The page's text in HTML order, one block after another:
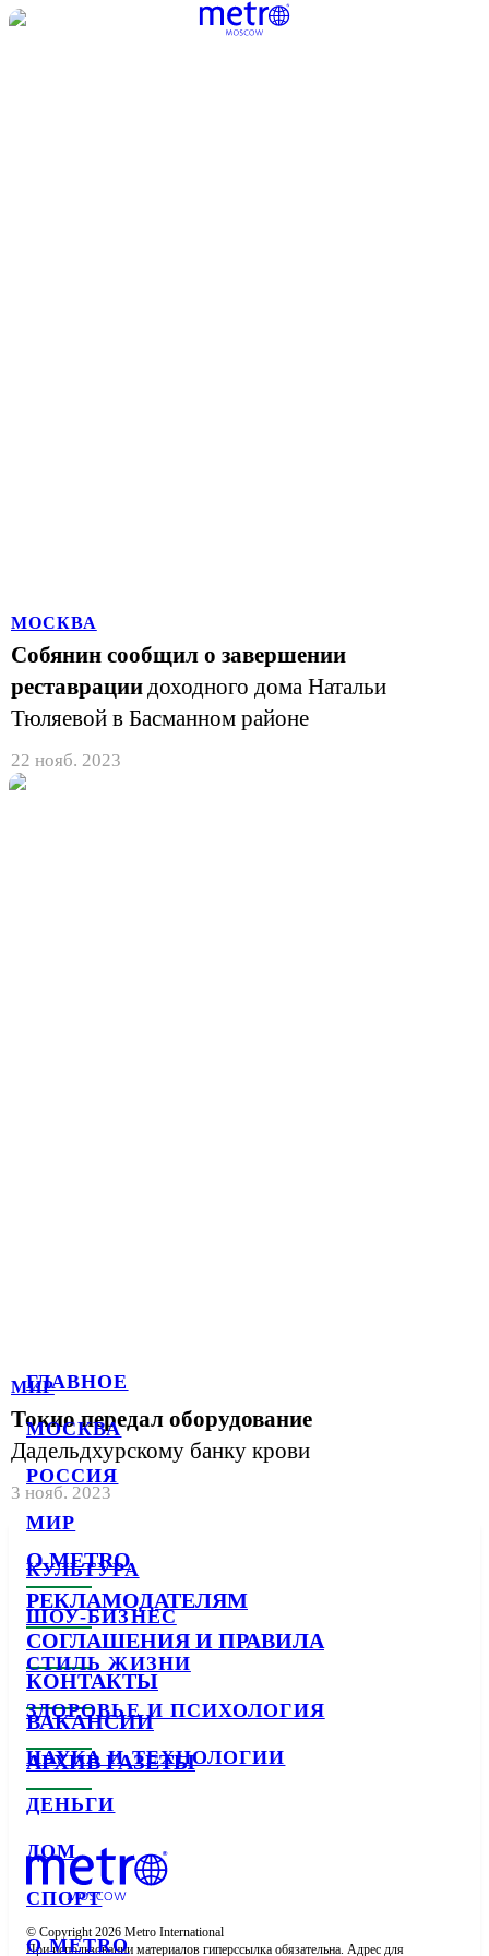
ГЛАВНОЕ
МОСКВА
РОССИЯ
МИР
КУЛЬТУРА
ШОУ-БИЗНЕС
СТИЛЬ ЖИЗНИ
ЗДОРОВЬЕ И ПСИХОЛОГИЯ
НАУКА И ТЕХНОЛОГИИ
ДЕНЬГИ
ДОМ
СПОРТ
О METRO
МОСКВА
Собянин сообщил о завершении
реставрации доходного дома Натальи
Тюляевой в Басманном районе
22 нояб. 2023
МИР
Токио передал оборудование
Дадельдхурскому банку крови
3 нояб. 2023
О METRO
РЕКЛАМОДАТЕЛЯМ
СОГЛАШЕНИЯ И ПРАВИЛА
КОНТАКТЫ
ВАКАНСИИ
АРХИВ ГАЗЕТЫ
© Copyright 2026 Metro International
При использовании материалов гиперссылка обязательна. Адрес для